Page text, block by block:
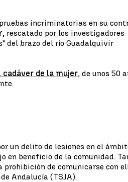
incriminatorias en su
, rescatado por los investigadores
del brazo del río Guadalquivir
cadáver de la mujer, de unos 50
un delito de lesiones en el
en beneficio de la comunidad.
prohibición de comunicarse con
Andalucía (TSJA).